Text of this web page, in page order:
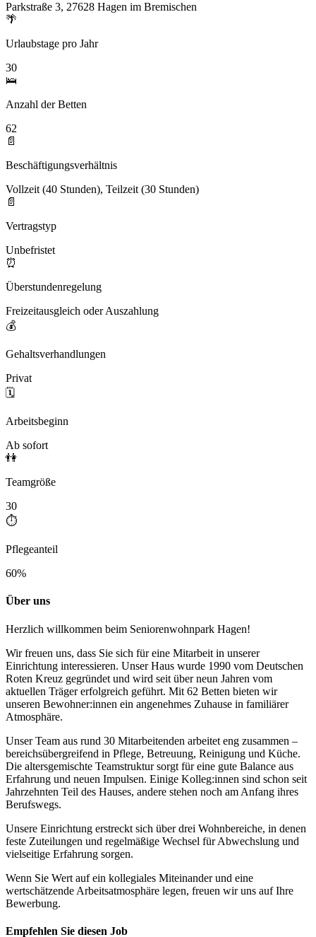
Parkstraße 3, 27628 Hagen im Bremischen
🌴
Urlaubstage pro Jahr
30
🛌
Anzahl der Betten
62
📄
Beschäftigungsverhältnis
Vollzeit (40 Stunden), Teilzeit (30 Stunden)
📄
Vertragstyp
Unbefristet
⏰
Überstundenregelung
Freizeitausgleich oder Auszahlung
💰
Gehaltsverhandlungen
Privat
🗓️
Arbeitsbeginn
Ab sofort
👫
Teamgröße
30
⏱️
Pflegeanteil
60%
Über uns
Herzlich willkommen beim Seniorenwohnpark Hagen!
Wir freuen uns, dass Sie sich für eine Mitarbeit in unserer
Einrichtung interessieren. Unser Haus wurde 1990 vom Deutschen
Roten Kreuz gegründet und wird seit über neun Jahren vom
aktuellen Träger erfolgreich geführt. Mit 62 Betten bieten wir
unseren Bewohner:innen ein angenehmes Zuhause in familiärer
Atmosphäre.
Unser Team aus rund 30 Mitarbeitenden arbeitet eng zusammen –
bereichsübergreifend in Pflege, Betreuung, Reinigung und Küche.
Die altersgemischte Teamstruktur sorgt für eine gute Balance aus
Erfahrung und neuen Impulsen. Einige Kolleg:innen sind schon seit
Jahrzehnten Teil des Hauses, andere stehen noch am Anfang ihres
Berufswegs.
Unsere Einrichtung erstreckt sich über drei Wohnbereiche, in denen
feste Zuteilungen und regelmäßige Wechsel für Abwechslung und
vielseitige Erfahrung sorgen.
Wenn Sie Wert auf ein kollegiales Miteinander und eine
wertschätzende Arbeitsatmosphäre legen, freuen wir uns auf Ihre
Bewerbung.
Empfehlen Sie diesen Job